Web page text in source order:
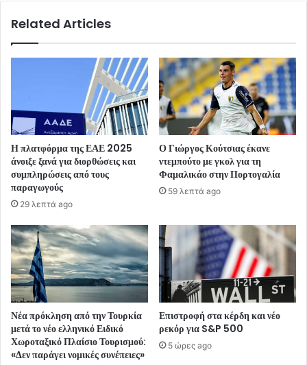
Related Articles
Η πλατφόρμα της ΕΑΕ 2025
άνοιξε ξανά για διορθώσεις και
συμπληρώσεις από τους
παραγωγούς
29 λεπτά ago
Ο Γιώργος Κούτσιας έκανε
ντεμπούτο με γκολ για τη
Φαμαλικάο στην Πορτογαλία
59 λεπτά ago
Νέα πρόκληση από την Τουρκία
μετά το νέο ελληνικό Ειδικό
Χωροταξικό Πλαίσιο Τουρισμού:
«Δεν παράγει νομικές συνέπειες»
Επιστροφή στα κέρδη και νέο
ρεκόρ για S&P 500
5 ώρες ago